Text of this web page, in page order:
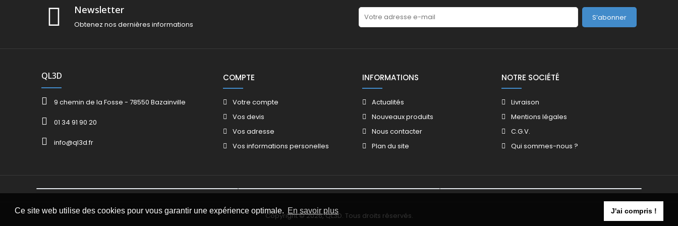
Ce site web utilise des cookies pour vous garantir une expérience optimale. En savoir plus J'ai compris !
Newsletter
Obtenez nos dernières informations
S’abonner
QL3D
9 chemin de la Fosse - 78550 Bazainville
01 34 91 90 20
info@ql3d.fr
COMPTE
Votre compte
Vos devis
Vos adresse
Vos informations personelles
INFORMATIONS
Actualités
Nouveaux produits
Nous contacter
Plan du site
NOTRE SOCIÉTÉ
Livraison
Mentions légales
C.G.V.
Qui sommes-nous ?
Copyright © 2026, QL3D. Tous droits réservés.